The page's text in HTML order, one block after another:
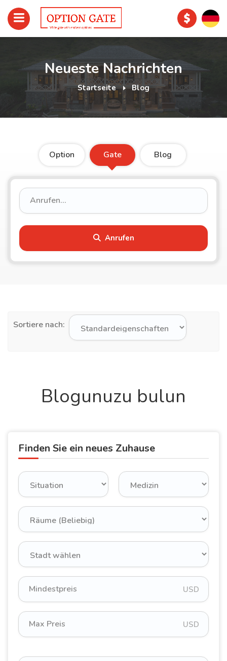
Neueste Nachrichten
Startseite Blog
Option Gate Blog
Anrufen
Sortiere nach:
Blogunuzu bulun
Finden Sie ein neues Zuhause
USD
USD